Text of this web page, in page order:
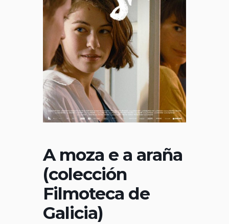
A moza e a araña
(colección
Filmoteca de
Galicia)